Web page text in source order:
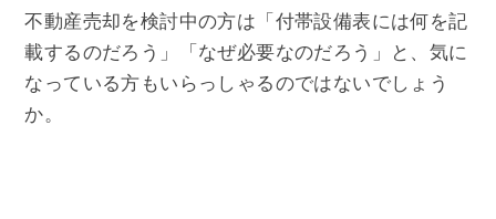
不動産売却を検討中の方は「付帯設備表には何を記
載するのだろう」「なぜ必要なのだろう」と、気に
なっている方もいらっしゃるのではないでしょう
か。